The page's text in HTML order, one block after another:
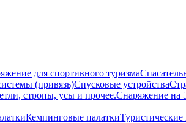
для спортивного туризма
(привязь)Спусковые устройства
стропы, усы и прочее.Снаряжение на
Кемпинговые палатки